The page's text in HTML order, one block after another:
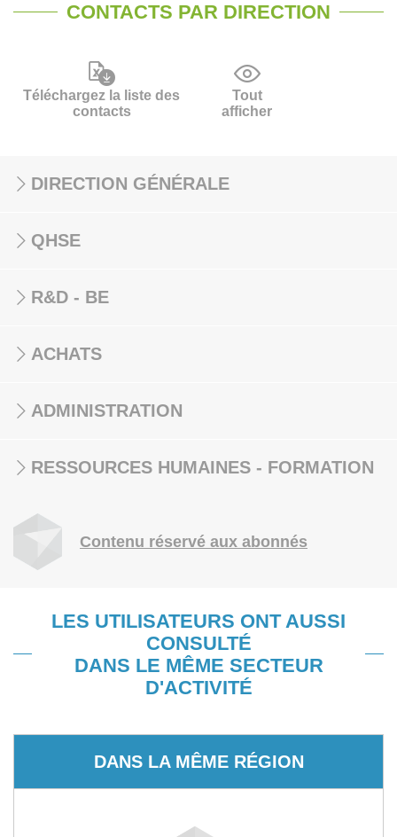
CONTACTS PAR DIRECTION
Téléchargez la liste des
contacts
Tout
afficher
DIRECTION GÉNÉRALE
QHSE
R&D - BE
ACHATS
ADMINISTRATION
RESSOURCES HUMAINES - FORMATION
Contenu réservé aux abonnés
LES UTILISATEURS ONT AUSSI
CONSULTÉ
DANS LE MÊME SECTEUR
D'ACTIVITÉ
DANS LA MÊME RÉGION